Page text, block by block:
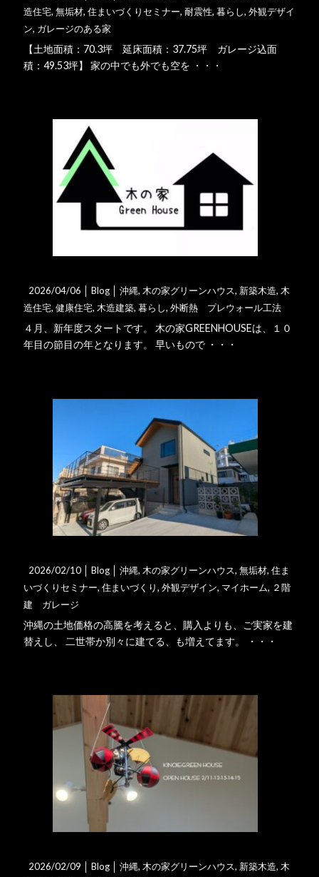
造住宅,無垢材,住まいづくりセミナー,耐震性,暮らし,外観デザイ
ン, ガレージのある家
【土地面積：70.3坪 延床面積：37.75坪 ガレージ込面
積：49.53坪】 家の中でも外でも空を ・・・
2026/04/06 │Blog │沖縄,木の家グリーンハウス, 新築木造,木
造住宅,健康住宅,木造建築,暮らし,外断熱 プレウォール工法
４月、新年度スタートです。 木の家GREENHOUSEは、１０
年目の節目の年となります。 早いもので ・・・
2026/02/10 │Blog │沖縄, 木の家グリーンハウス,無垢材,住ま
いづくりセミナー,住まいづくり,外観デザイン, マイホーム, ２階
建 ガレージ
沖縄の土地価格の高騰を考えると、購入よりも、ご実家を建
替えし、 二世帯か別々に建てる、も増えてます。 ・・・
2026/02/09 │Blog │沖縄,木の家グリーンハウス, 新築木造,木